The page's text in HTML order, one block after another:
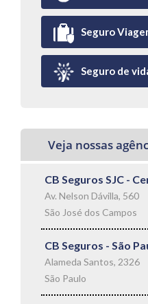
Seguro
Seguro de
Veja nossas
CB Seguros SJC -
Av. Nelson Dávilla, 560
São José dos Campos
CB Seguros - São
Alameda Santos, 2326
São Paulo